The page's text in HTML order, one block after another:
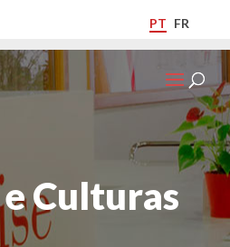
PT FR
Culturas